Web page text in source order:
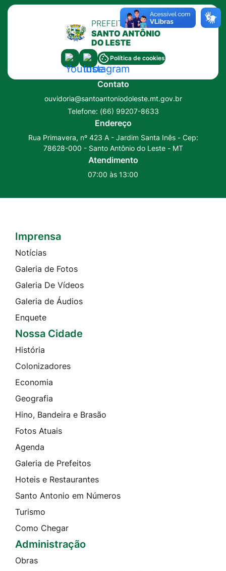
Ir
Acessar
a
Social
Youtube
Acessar
a
Rede
Social
Instagram
Política de cookies
Contato
ouvidoria@santoantoniodoleste.mt.gov.br
Telefone: (66) 99207-8633
Endereço
Rua Primavera, nº 423 A - Jardim Santa Inês - Cep:
78628-000 - Santo Antônio do Leste - MT
Atendimento
07:00 às 13:00
Seção do Rodapé e Contato
Imprensa
Notícias
Galeria de Fotos
Galeria De Vídeos
Galeria de Áudios
Enquete
Nossa Cidade
História
Colonizadores
Economia
Geografia
Hino, Bandeira e Brasão
Fotos Atuais
Agenda
Galeria de Prefeitos
Hoteis e Restaurantes
Santo Antonio em Números
Turismo
Como Chegar
Administração
Obras